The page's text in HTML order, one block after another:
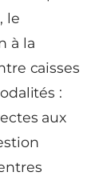
le
à la
caisses
:
aux